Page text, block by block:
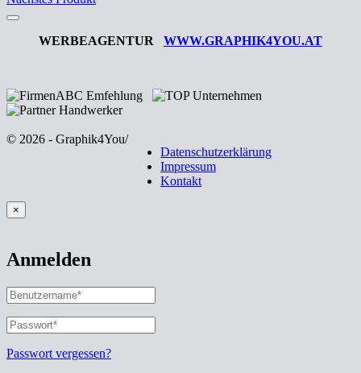
WERBEAGENTUR WWW.GRAPHIK4YOU.AT
© 2026 - Graphik4You/
Datenschutzerklärung
Impressum
Kontakt
×
Anmelden
BENUTZERNAME
ODER
E-
MAIL-
ADRESSE*
ERFORDERLICH
PASSWORT
ERFORDERLICH
Passwort vergessen?